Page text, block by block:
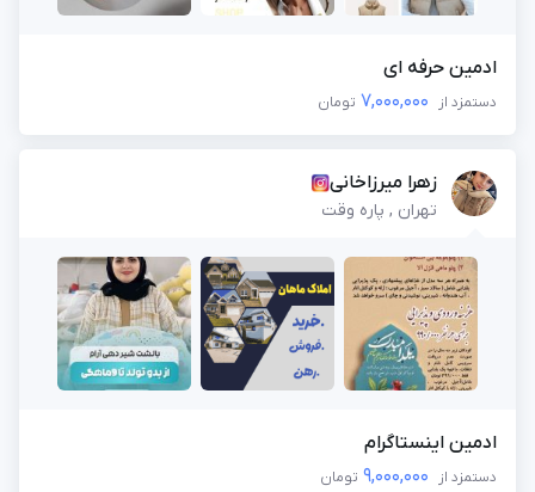
ادمین حرفه ای
دستمزد از 7,000,000 تومان
زهرا میرزاخانی
تهران , پاره وقت
ادمین اینستاگرام
دستمزد از 9,000,000 تومان